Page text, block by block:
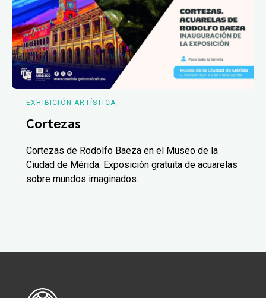
EXHIBICIÓN ARTÍSTICA
Cortezas
Cortezas de Rodolfo Baeza en el Museo de la
Ciudad de Mérida. Exposición gratuita de acuarelas
sobre mundos imaginados.